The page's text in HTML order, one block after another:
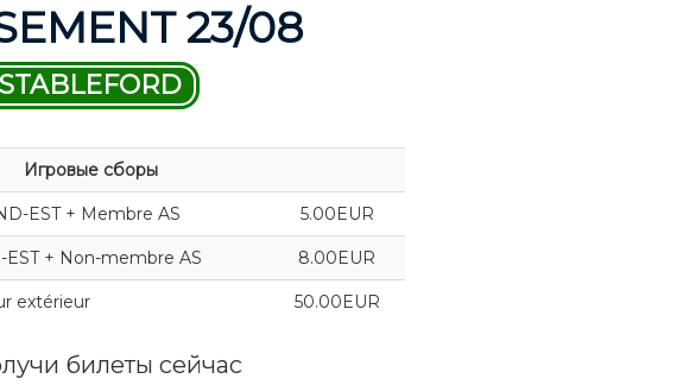
23/08
STABLEFORD
Игровые сборы
EST + Membre AS 5.00EUR
+ Non-membre AS 8.00EUR
extérieur 50.00EUR
билеты сейчас